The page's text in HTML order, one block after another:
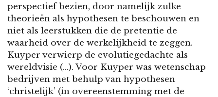
perspectief bezien, door namelijk zulke
theorieën als hypothesen te beschouwen en
niet als leerstukken die de pretentie de
waarheid over de werkelijkheid te zeggen.
Kuyper verwierp de evolutiegedachte als
wereldvisie (…). Voor Kuyper was wetenschap
bedrijven met behulp van hypothesen
‘christelijk’ (in overeenstemming met de